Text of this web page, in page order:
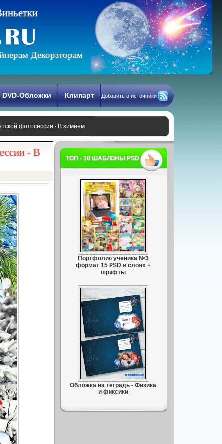
иньетки
Декораторам
DVD-Обложки Клипарт Добавить в источники
фотосессии - В зимнем
- В ТОП - 10 ШАБЛОНЫ PSD
Портфолио ученика №3
формат 15 PSD в слоях +
шрифты
Обложка на тетрадь - Физика
и фиксики